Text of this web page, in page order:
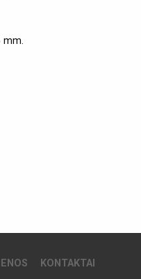
mm.
KONTAKTAI